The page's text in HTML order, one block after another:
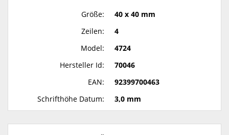
Größe:
40 x 40 mm
Zeilen:
4
Model:
4724
Hersteller Id:
70046
EAN:
92399700463
Schrifthöhe Datum:
3,0 mm